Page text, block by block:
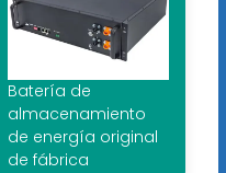
Batería de
almacenamiento
de energía original
de fábrica